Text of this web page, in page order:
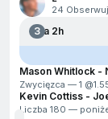
24
3Za 2h
Mason Whitlock -
Zwycięzca — 1 @
Kevin Cottiss -
Liczba 180 —